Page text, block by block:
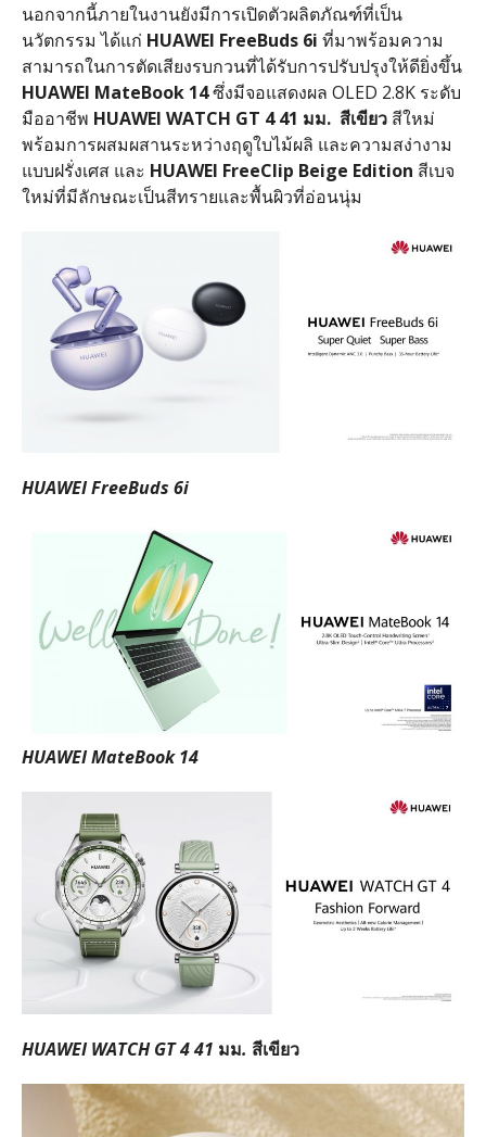
นอกจากนี้ภายในงานยังมีการเปิดตัวผลิตภัณฑ์ที่เป็น
นวัตกรรม ได้แก่ HUAWEI FreeBuds 6i ที่มาพร้อมความ
สามารถในการตัดเสียงรบกวนที่ได้รับการปรับปรุงให้ดียิ่งขึ้น
HUAWEI MateBook 14 ซึ่งมีจอแสดงผล OLED 2.8K ระดับ
มืออาชีพ HUAWEI WATCH GT 4 41 มม. สีเขียว สีใหม่
พร้อมการผสมผสานระหว่างฤดูใบไม้ผลิ และความสง่างาม
แบบฝรั่งเศส และ HUAWEI FreeClip Beige Edition สีเบจ
ใหม่ที่มีลักษณะเป็นสีทรายและพื้นผิวที่อ่อนนุ่ม
HUAWEI FreeBuds 6i
HUAWEI MateBook 14
HUAWEI WATCH GT 4 41 มม. สีเขียว